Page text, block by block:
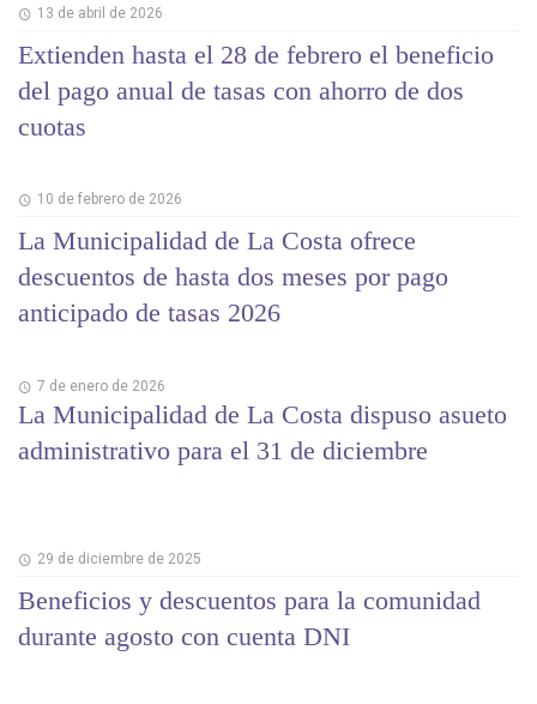
13 de abril de 2026
Extienden hasta el 28 de febrero el beneficio
del pago anual de tasas con ahorro de dos
cuotas
10 de febrero de 2026
La Municipalidad de La Costa ofrece
descuentos de hasta dos meses por pago
anticipado de tasas 2026
7 de enero de 2026
La Municipalidad de La Costa dispuso asueto
administrativo para el 31 de diciembre
29 de diciembre de 2025
Beneficios y descuentos para la comunidad
durante agosto con cuenta DNI